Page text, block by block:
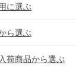
に選ぶ
ら選ぶ
荷商品から選ぶ